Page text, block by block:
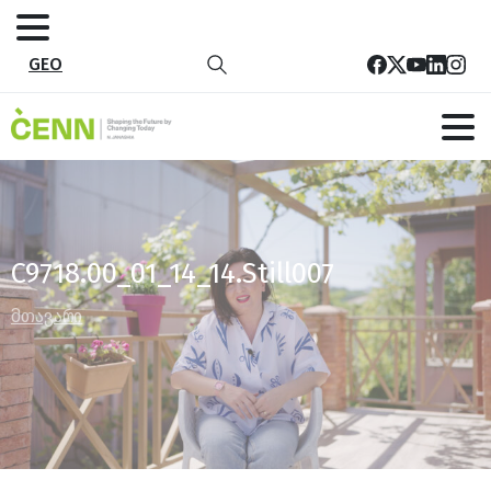
GEO
C9718.00_01_14_14.Still007
მთავარი